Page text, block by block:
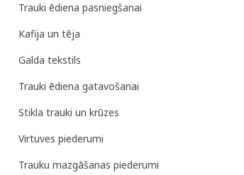
Trauki ēdiena pasniegšanai
Kafija un tēja
Galda tekstils
Trauki ēdiena gatavošanai
Stikla trauki un krūzes
Virtuves piederumi
Trauku mazgāšanas piederumi